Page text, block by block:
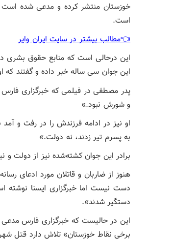
خوزستان منتشر کرده و مدعی شده است
است.
👈مطالب بیشتر در سایت ایران وایر
این درحالی است که منابع حقوق بشری
این جوان سی ساله خبر داده و گفتند
پدر مصطفی در فیلمی که خبرگزاری
و شورش نبود.»
او نیز در ادامه فرزندش را در رفت و
به پسرم تیر زدند، نه دولت.»
برادر این جوان کشته‌شده نیز از دولت
هنوز از ضاربان و قاتلان مورد ادعای
دست نیست اما خبرگزاری ایسنا نوشته
دستگیر شدند».
این در حالیست که خبرگزاری فارس مدعی
برخی نقاط خوزستان» تلاش دارد قتل